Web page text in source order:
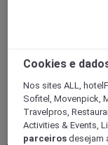
ALL
15% de
Mais
Cookies e
Nos sites ALL,
Sofitel, Movenpick,
Travelpros,
Activities & Events,
parceiros desejam